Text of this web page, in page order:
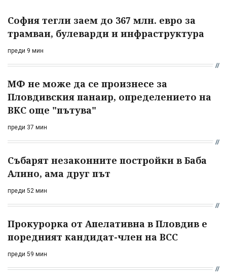
София тегли заем до 367 млн. евро за
трамваи, булеварди и инфраструктура
преди 9 мин
МФ не може да се произнесе за
Пловдивския панаир, определението на
ВКС още "пътува"
преди 37 мин
Събарят незаконните постройки в Баба
Алино, ама друг път
преди 52 мин
Прокурорка от Апелативна в Пловдив е
поредният кандидат-член на ВСС
преди 59 мин